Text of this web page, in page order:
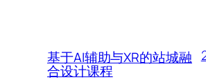
基于AI辅助与XR的站城融
合设计课程